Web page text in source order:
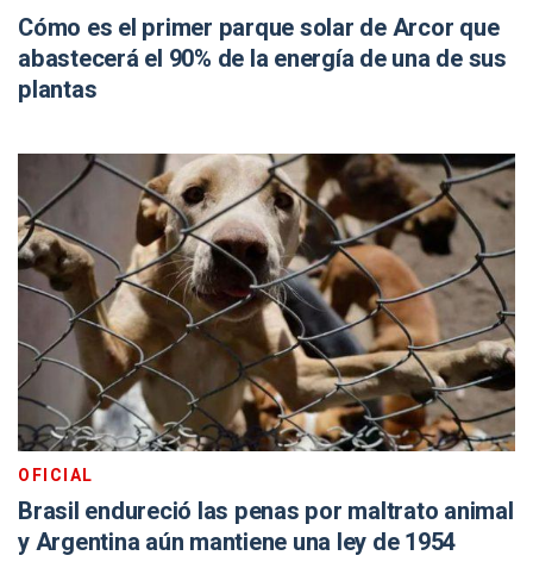
Cómo es el primer parque solar de Arcor que
abastecerá el 90% de la energía de una de sus
plantas
OFICIAL
Brasil endureció las penas por maltrato animal
y Argentina aún mantiene una ley de 1954